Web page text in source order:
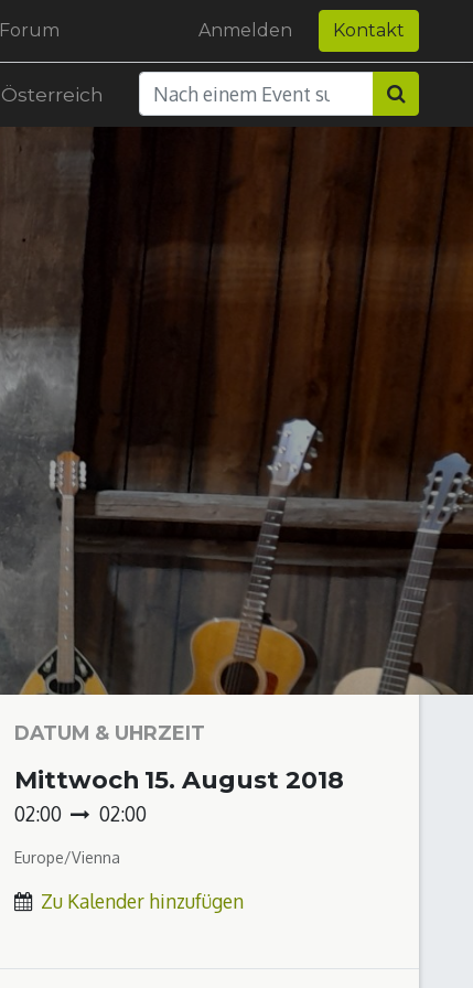
Forum Anmelden Kontakt
Österreich
DATUM & UHRZEIT
Mittwoch 15. August 2018
02:00 02:00
Europe/Vienna
Zu Kalender hinzufügen